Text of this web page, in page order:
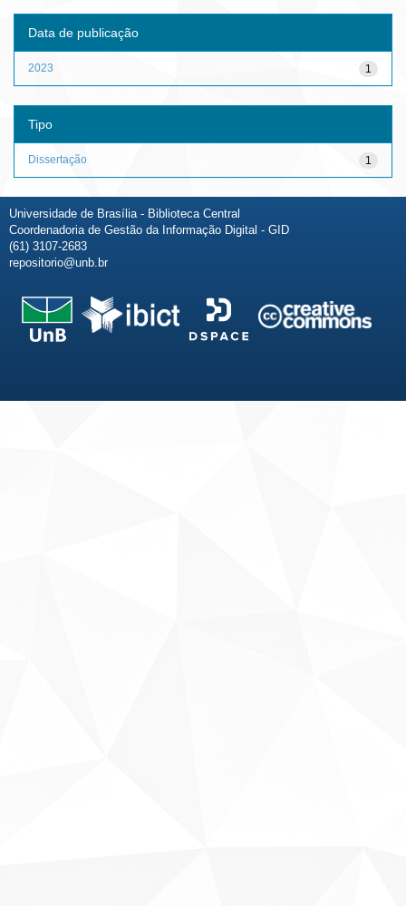
Data de publicação
1
2023
Tipo
1
Dissertação
Universidade de Brasília - Biblioteca Central
Coordenadoria de Gestão da Informação Digital - GID
(61) 3107-2683
repositorio@unb.br